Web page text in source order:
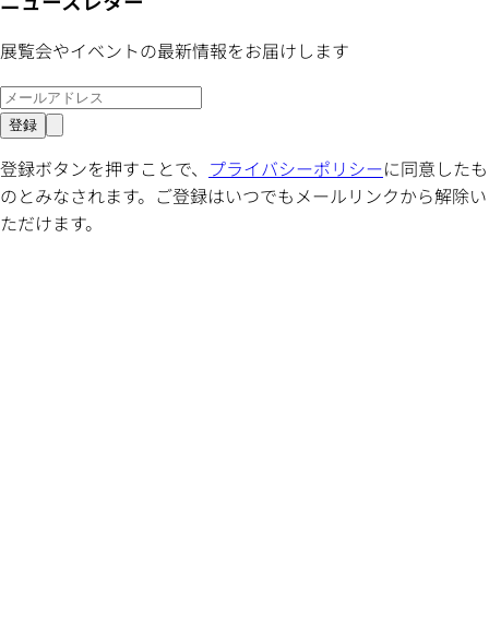
展覧会やイベントの最新情報をお届けします
登録
登録ボタンを押すことで、 プライバシーポリシーに同意したも
のとみなされます。ご登録はいつでもメールリンクから解除い
ただけます。